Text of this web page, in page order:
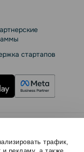
трафик,
стартапов